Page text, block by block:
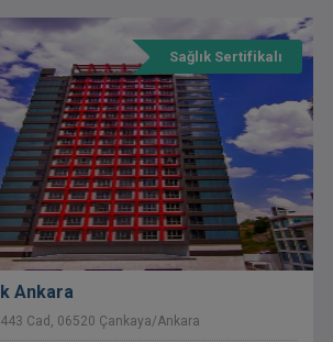
Sağlık Sertifikalı
Ankara
Cad, 06520 Çankaya/Ankara